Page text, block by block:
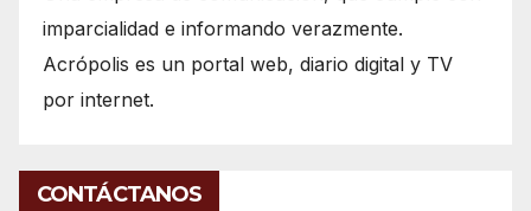
imparcialidad e informando verazmente.
Acrópolis es un portal web, diario digital y TV
por internet.
CONTÁCTANOS